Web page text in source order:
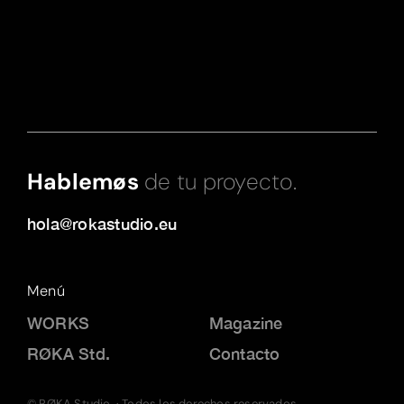
Hablemøs de tu proyecto.
hola@rokastudio.eu
Menú
WORKS
RØKA Std.
Magazine
Contacto